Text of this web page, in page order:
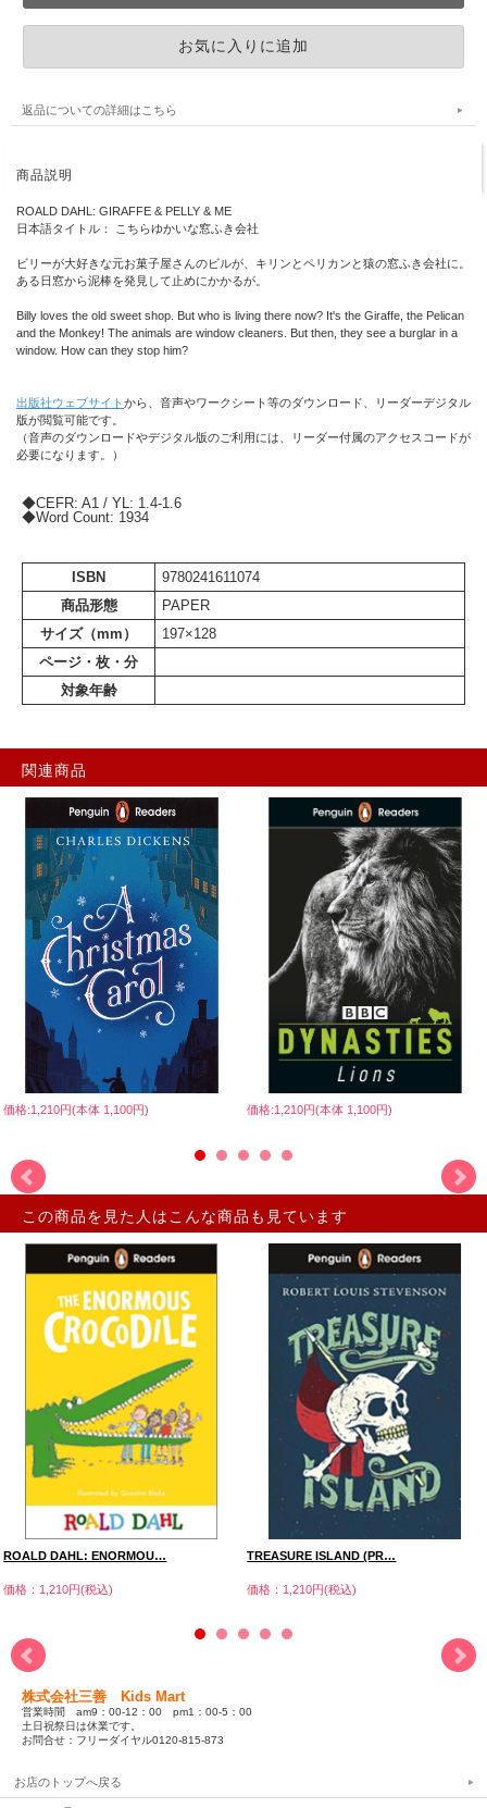
返品についての詳細はこちら
商品説明
ROALD DAHL: GIRAFFE & PELLY & ME
日本語タイトル： こちらゆかいな窓ふき会社
ビリーが大好きな元お菓子屋さんのビルが、キリンとペリカンと猿の窓ふき会社に。
ある日窓から泥棒を発見して止めにかかるが。
Billy loves the old sweet shop. But who is living there now? It's the Giraffe, the Pelican
and the Monkey! The animals are window cleaners. But then, they see a burglar in a
window. How can they stop him?
出版社ウェブサイトから、音声やワークシート等のダウンロード、リーダーデジタル
版が閲覧可能です。
（音声のダウンロードやデジタル版のご利用には、リーダー付属のアクセスコードが
必要になります。）
◆CEFR: A1 / YL: 1.4-1.6
◆Word Count: 1934
ISBN
9780241611074
商品形態
PAPER
サイズ（mm）
197×128
ページ・枚・分
対象年齢
関連商品
価格:1,210円(本体 1,100円) 価格:1,210円(本体 1,100円)
この商品を見た人はこんな商品も見ています
ROALD DAHL: ENORMOU…
価格：1,210円(税込)
TREASURE ISLAND (PR…
価格：1,210円(税込)
株式会社三善 Kids Mart
営業時間 am9：00-12：00 pm1：00-5：00
土日祝祭日は休業です。
お問合せ：フリーダイヤル0120-815-873
お店のトップへ戻る